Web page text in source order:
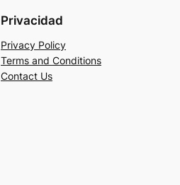
Privacidad
Privacy Policy
Terms and Conditions
Contact Us